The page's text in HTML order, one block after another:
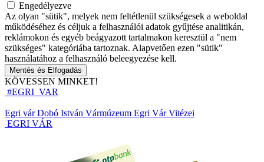
Engedélyezve
Az olyan "sütik", melyek nem feltétlenül szükségesek a weboldal
működéséhez és céljuk a felhasználói adatok gyűjtése analitikán,
reklámokon és egyéb beágyazott tartalmakon keresztül a "nem
szükséges" kategóriába tartoznak. Alapvetően ezen "sütik"
használatához a felhasználó beleegyezése kell.
Mentés és Elfogadás
KÖVESSEN MINKET!
#EGRI_VAR
Egri várDobó István Vármúzeum Egri Vár Vitézei
EGRI VÁR